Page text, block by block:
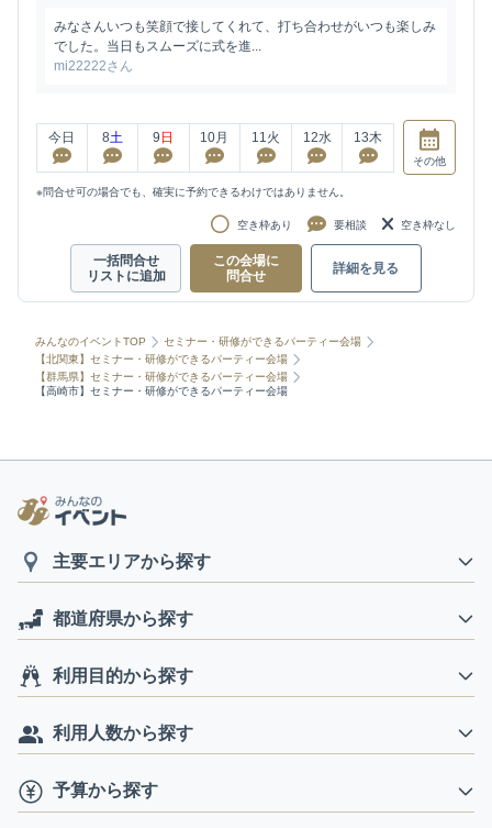
みなさんいつも笑顔で接してくれて、打ち合わせがいつも楽しみ
でした。当日もスムーズに式を進...
mi22222さん
今日 8土 9 日 10月 11火 12水 13木
その他
※問合せ可の場合でも、確実に予約できるわけではありません。
空き枠あり 要相談 空き枠なし
一括問合せ
リストに追加
この会場に
問合せ
詳細を見る
みんなのイベントTOP
セミナー・研修ができるパーティー会場
【北関東】セミナー・研修ができるパーティー会場
【群馬県】セミナー・研修ができるパーティー会場
【高崎市】セミナー・研修ができるパーティー会場
主要エリアから探す
都道府県から探す
利用目的から探す
利用人数から探す
予算から探す